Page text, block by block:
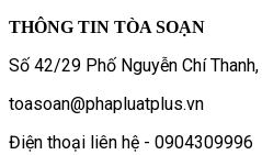
THÔNG TIN TÒA SOẠN
Số 42/29 Phố Nguyễn Chí
toasoan@phapluatplus.vn
Điện thoại liên hệ - 0904309996